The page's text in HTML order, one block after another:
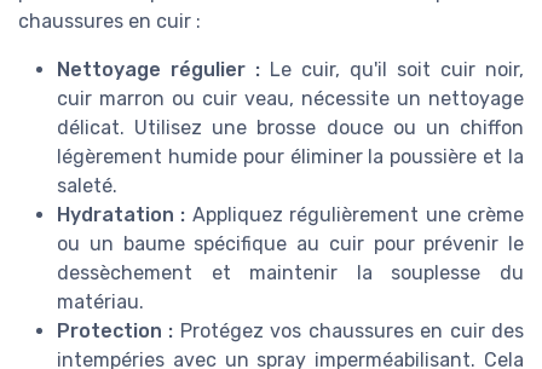
chaussures en cuir :
Nettoyage régulier : Le cuir, qu'il soit cuir noir,
cuir marron ou cuir veau, nécessite un nettoyage
délicat. Utilisez une brosse douce ou un chiffon
légèrement humide pour éliminer la poussière et la
saleté.
Hydratation : Appliquez régulièrement une crème
ou un baume spécifique au cuir pour prévenir le
dessèchement et maintenir la souplesse du
matériau.
Protection : Protégez vos chaussures en cuir des
intempéries avec un spray imperméabilisant. Cela